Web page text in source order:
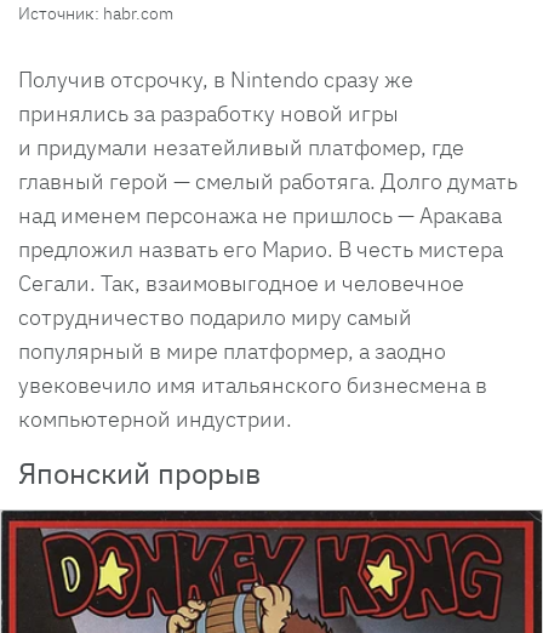
Источник: habr.com
Получив отсрочку, в Nintendo сразу же
принялись за разработку новой игры
и придумали незатейливый платфомер, где
главный герой — смелый работяга. Долго думать
над именем персонажа не пришлось — Аракава
предложил назвать его Марио. В честь мистера
Сегали. Так, взаимовыгодное и человечное
сотрудничество подарило миру самый
популярный в мире платформер, а заодно
увековечило имя итальянского бизнесмена в
компьютерной индустрии.
Японский прорыв